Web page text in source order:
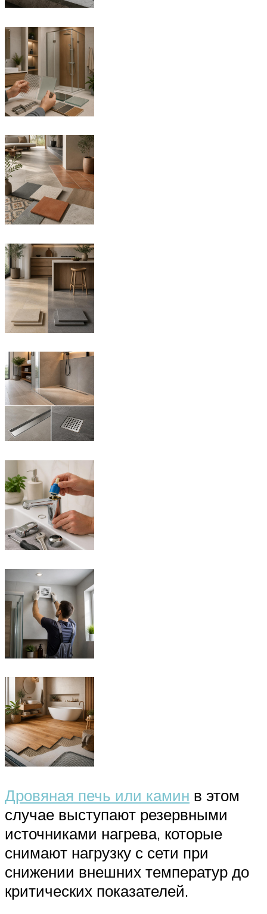
Дровяная печь или камин в этом
случае выступают резервными
источниками нагрева, которые
снимают нагрузку с сети при
снижении внешних температур до
критических показателей.